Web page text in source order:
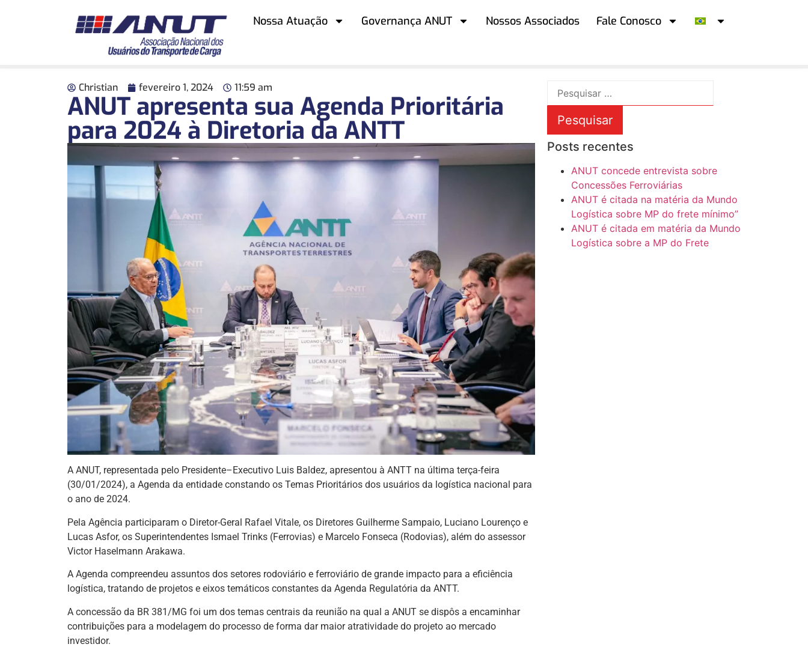
Nossa Atuação Governança ANUT Nossos Associados Fale Conosco
Christian fevereiro 1, 2024 11:59 am
ANUT apresenta sua Agenda Prioritária
para 2024 à Diretoria da ANTT
A ANUT, representada pelo Presidente–Executivo Luis Baldez, apresentou à ANTT na última terça-feira
(30/01/2024), a Agenda da entidade constando os Temas Prioritários dos usuários da logística nacional para
o ano de 2024.
Pela Agência participaram o Diretor-Geral Rafael Vitale, os Diretores Guilherme Sampaio, Luciano Lourenço e
Lucas Asfor, os Superintendentes Ismael Trinks (Ferrovias) e Marcelo Fonseca (Rodovias), além do assessor
Victor Haselmann Arakawa.
A Agenda compreendeu assuntos dos setores rodoviário e ferroviário de grande impacto para a eficiência
logística, tratando de projetos e eixos temáticos constantes da Agenda Regulatória da ANTT.
A concessão da BR 381/MG foi um dos temas centrais da reunião na qual a ANUT se dispôs a encaminhar
contribuições para a modelagem do processo de forma dar maior atratividade do projeto ao mercado
investidor.
Posts recentes
ANUT concede entrevista sobre
Concessões Ferroviárias
ANUT é citada na matéria da Mundo
Logística sobre MP do frete mínimo”
ANUT é citada em matéria da Mundo
Logística sobre a MP do Frete